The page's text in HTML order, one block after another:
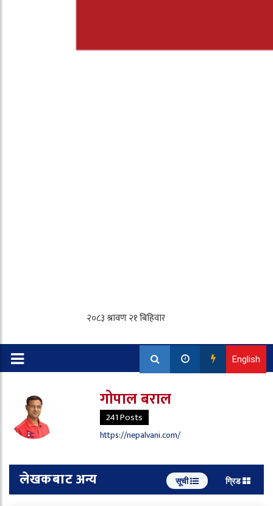
English
गोपाल बराल
241 Posts
https://nepalvani.com/
लेखकबाट अन्य सूची ग्रिड